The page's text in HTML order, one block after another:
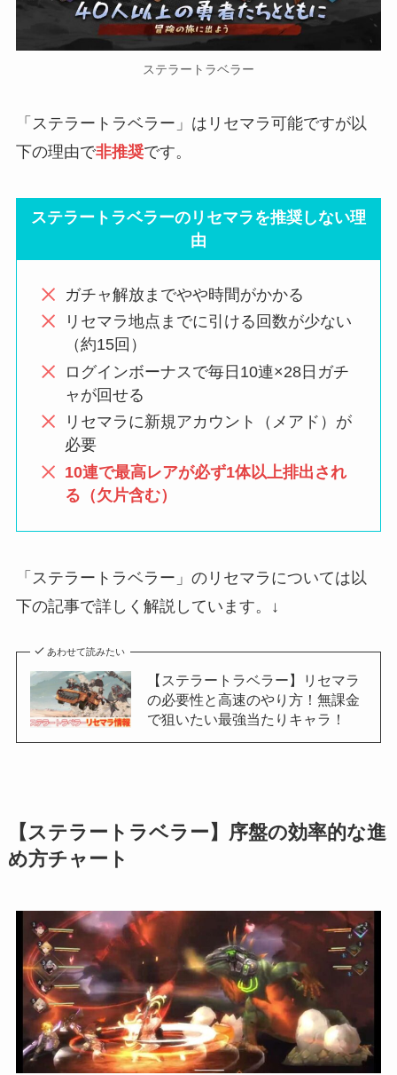
ステラートラベラー
「ステラートラベラー」はリセマラ可能ですが以
下の理由で非推奨です。
ステラートラベラーのリセマラを推奨しない理
由
ガチャ解放までやや時間がかかる
リセマラ地点までに引ける回数が少ない
（約15回）
ログインボーナスで毎日10連×28日ガチ
ャが回せる
リセマラに新規アカウント（メアド）が
必要
10連で最高レアが必ず1体以上排出され
る（欠片含む）
「ステラートラベラー」のリセマラについては以
下の記事で詳しく解説しています。↓
あわせて読みたい
【ステラートラベラー】リセマラ
の必要性と高速のやり方！無課金
で狙いたい最強当たりキャラ！
【ステラートラベラー】序盤の効率的な進
め方チャート